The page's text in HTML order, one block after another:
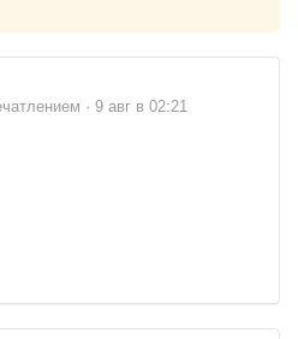
· 9 авг в 02:21